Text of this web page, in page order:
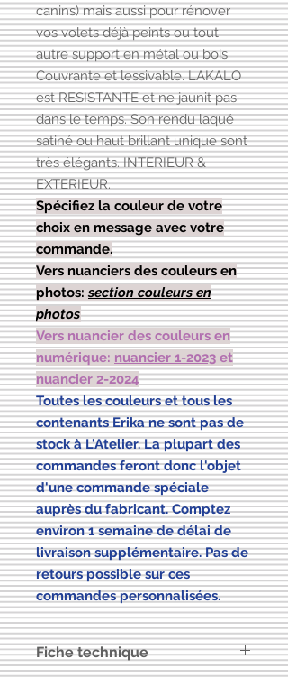
canins) mais aussi pour rénover
vos volets déjà peints ou tout
autre support en métal ou bois.
Couvrante et lessivable. LAKALO
est RESISTANTE et ne jaunit pas
dans le temps. Son rendu laqué
satiné ou haut brillant unique sont
très élégants. INTERIEUR &
EXTERIEUR.
Spécifiez la couleur de votre
choix en message avec votre
commande.
Vers nuanciers des couleurs en
photos:section couleurs en
photos
Vers nuancier des couleurs en
numérique: nuancier 1-2023 et
nuancier 2-2024
Toutes les couleurs et tous les
contenants Erika ne sont pas de
stock à L'Atelier. La plupart des
commandes feront donc l'objet
d'une commande spéciale
auprès du fabricant. Comptez
environ 1 semaine de délai de
livraison supplémentaire. Pas de
retours possible sur ces
commandes personnalisées.
Fiche technique